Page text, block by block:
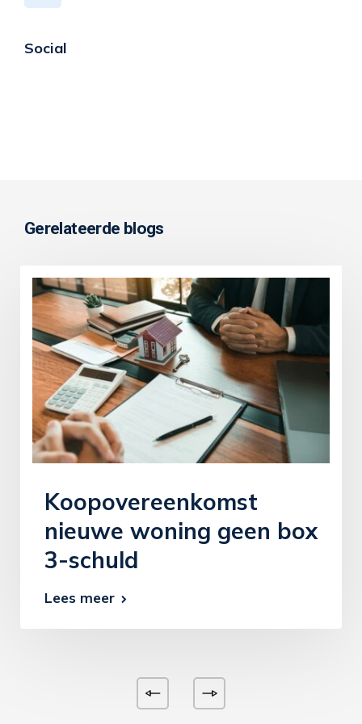
Social
Gerelateerde blogs
Koopovereenkomst
nieuwe woning geen box
3-schuld
Lees meer